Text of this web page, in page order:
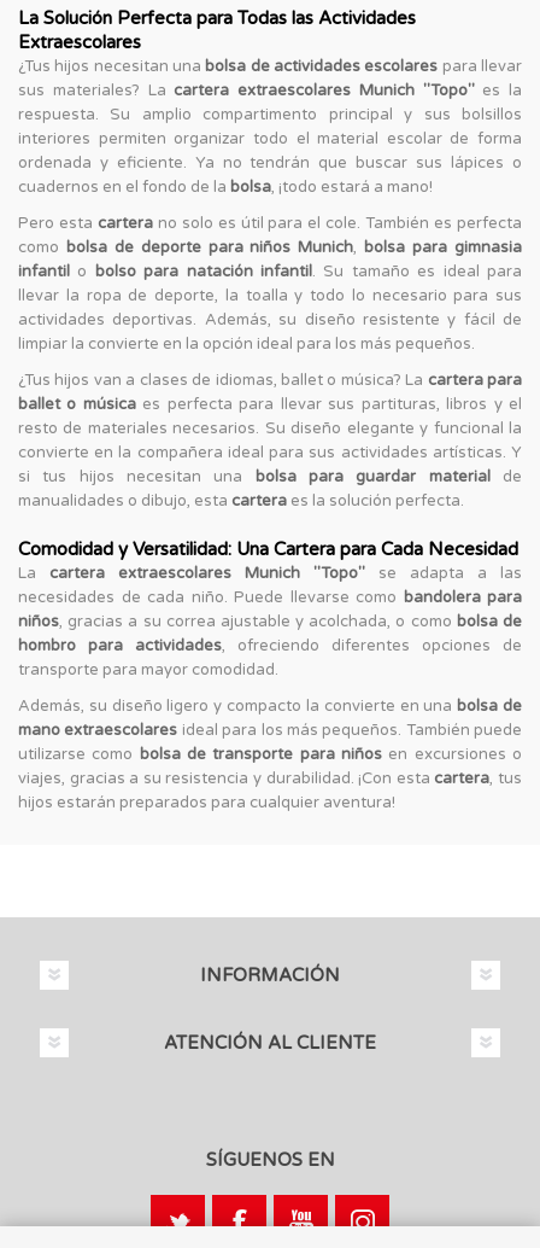
La Solución Perfecta para Todas las Actividades
Extraescolares
¿Tus hijos necesitan unabolsa de actividades escolares para llevar
sus materiales? La cartera extraescolares Munich "Topo"es la
respuesta. Su amplio compartimento principal y sus bolsillos
interiores permiten organizar todo el material escolar de forma
ordenada y eficiente. Ya no tendrán que buscar sus lápices o
cuadernos en el fondo de la bolsa, ¡todo estará a mano!
Pero esta carterano solo es útil para el cole. También es perfecta
como bolsa de deporte para niños Munich,bolsa para gimnasia
infantil o bolso para natación infantil. Su tamaño es ideal para
llevar la ropa de deporte, la toalla y todo lo necesario para sus
actividades deportivas. Además, su diseño resistente y fácil de
limpiar la convierte en la opción ideal para los más pequeños.
¿Tus hijos van a clases de idiomas, ballet o música? La cartera para
ballet o músicaes perfecta para llevar sus partituras, libros y el
resto de materiales necesarios. Su diseño elegante y funcional la
convierte en la compañera ideal para sus actividades artísticas. Y
si tus hijos necesitan una bolsa para guardar materialde
manualidades o dibujo, esta cartera es la solución perfecta.
Comodidad y Versatilidad: Una Cartera para Cada Necesidad
La cartera extraescolares Munich "Topo" se adapta a las
necesidades de cada niño. Puede llevarse como bandolera para
niños, gracias a su correa ajustable y acolchada, o como bolsa de
hombro para actividades, ofreciendo diferentes opciones de
transporte para mayor comodidad.
Además, su diseño ligero y compacto la convierte en unabolsa de
mano extraescolares ideal para los más pequeños. También puede
utilizarse como bolsa de transporte para niños en excursiones o
viajes, gracias a su resistencia y durabilidad. ¡Con esta cartera, tus
hijos estarán preparados para cualquier aventura!
INFORMACIÓN
ATENCIÓN AL CLIENTE
SÍGUENOS EN